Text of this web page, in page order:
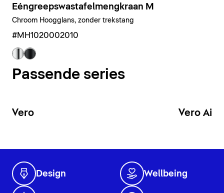
Eéngreepswastafelmengkraan M
Chroom Hoogglans, zonder trekstang
#MH1020002010
Passende series
Vero Vero Air
Design Wellbeing